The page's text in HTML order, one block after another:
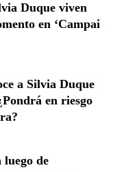
Duque viven
en ‘Campai
a Silvia Duque
en riesgo
luego de